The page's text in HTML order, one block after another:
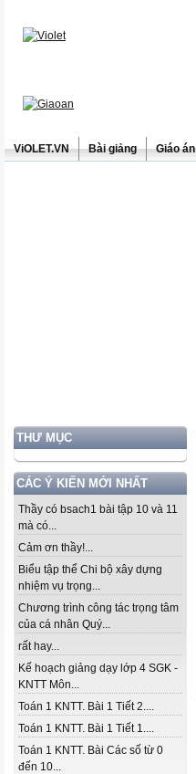
ViOLET.VN Bài giảng Giáo án
THƯ MỤC
CÁC Ý KIẾN MỚI NHẤT
Thầy có bsach1 bài tập 10 và 11
mà có...
Cảm ơn thầy!...
Biểu tập thể Chi bộ xây dựng
nhiệm vụ trọng...
Chương trình công tác trọng tâm
của cá nhân Quý...
rất hay...
Kế hoạch giảng dạy lớp 4 SGK -
KNTT Môn...
Toán 1 KNTT. Bài 1 Tiết 2....
Toán 1 KNTT. Bài 1 Tiết 1....
Toán 1 KNTT. Bài Các số từ 0
đến 10...